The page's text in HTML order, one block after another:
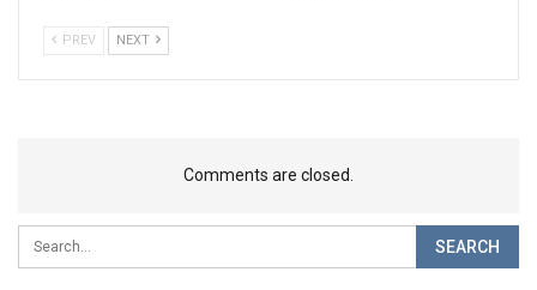
PREV NEXT
Comments are closed.